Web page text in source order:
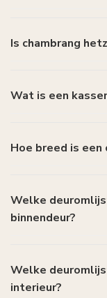
Is chambrang
Wat is een
Hoe breed is
Welke
binnendeur?
Welke
interieur?